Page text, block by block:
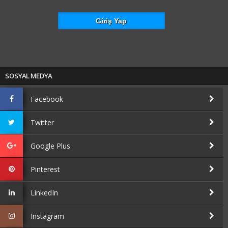
SOSYAL MEDYA
Facebook
Twitter
Google Plus
Pinterest
LinkedIn
Instagram